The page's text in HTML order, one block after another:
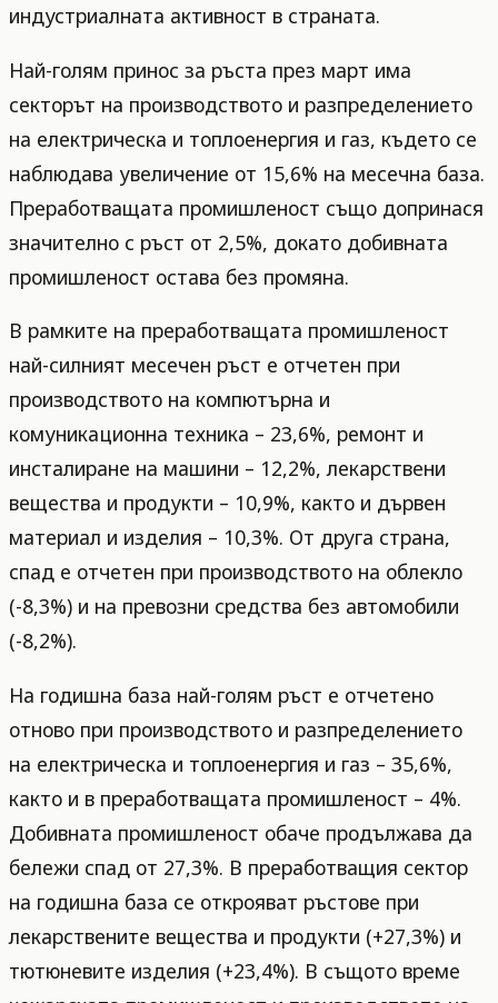
индустриалната активност в страната.
Най-голям принос за ръста през март има
секторът на производството и разпределението
на електрическа и топлоенергия и газ, където се
наблюдава увеличение от 15,6% на месечна база.
Преработващата промишленост също допринася
значително с ръст от 2,5%, докато добивната
промишленост остава без промяна.
В рамките на преработващата промишленост
най-силният месечен ръст е отчетен при
производството на компютърна и
комуникационна техника – 23,6%, ремонт и
инсталиране на машини – 12,2%, лекарствени
вещества и продукти – 10,9%, както и дървен
материал и изделия – 10,3%. От друга страна,
спад е отчетен при производството на облекло
(-8,3%) и на превозни средства без автомобили
(-8,2%).
На годишна база най-голям ръст е отчетено
отново при производството и разпределението
на електрическа и топлоенергия и газ – 35,6%,
както и в преработващата промишленост – 4%.
Добивната промишленост обаче продължава да
бележи спад от 27,3%. В преработващия сектор
на годишна база се открояват ръстове при
лекарствените вещества и продукти (+27,3%) и
тютюневите изделия (+23,4%). В същото време